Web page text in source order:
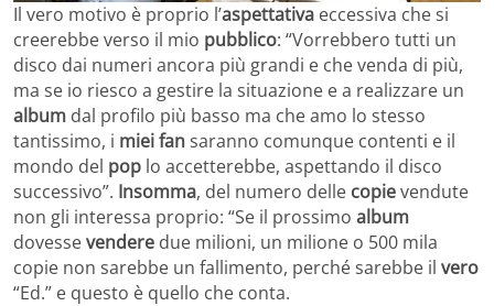
Il vero motivo è proprio l’aspettativa eccessiva che si
creerebbe verso il mio pubblico: “Vorrebbero tutti un
disco dai numeri ancora più grandi e che venda di più,
ma se io riesco a gestire la situazione e a realizzare un
album dal profilo più basso ma che amo lo stesso
tantissimo, i miei fansaranno comunque contenti e il
mondo del pop lo accetterebbe, aspettando il disco
successivo”. Insomma, del numero delle copievendute
non gli interessa proprio: “Se il prossimo album
dovessevendere due milioni, un milione o 500 mila
copie non sarebbe un fallimento, perché sarebbe il vero
“Ed.” e questo è quello che conta.